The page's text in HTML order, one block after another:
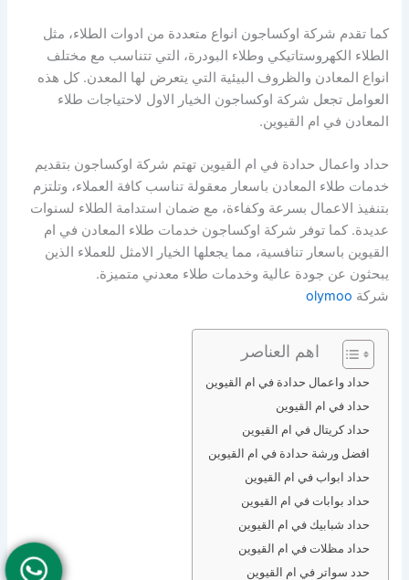
كما تقدم شركة اوكساجون انواع متعددة من ادوات الطلاء، مثل
الطلاء الكهروستاتيكي وطلاء البودرة، التي تتناسب مع مختلف
انواع المعادن والظروف البيئية التي يتعرض لها المعدن. كل هذه
العوامل تجعل شركة اوكساجون الخيار الاول لاحتياجات طلاء
المعادن في ام القيوين.
حداد واعمال حدادة في ام القيوين تهتم شركة اوكساجون بتقديم
خدمات طلاء المعادن باسعار معقولة تناسب كافة العملاء، وتلتزم
بتنفيذ الاعمال بسرعة وكفاءة، مع ضمان استدامة الطلاء لسنوات
عديدة. كما توفر شركة اوكساجون خدمات طلاء المعادن في ام
القيوين باسعار تنافسية، مما يجعلها الخيار الامثل للعملاء الذين
يبحثون عن جودة عالية وخدمات طلاء معدني متميزة.
شركة olymoo
اهم العناصر
حداد واعمال حدادة في ام القيوين
حداد في ام القيوين
حداد كريتال في ام القيوين
افضل ورشة حدادة في ام القيوين
حداد ابواب في ام القيوين
حداد بوابات في ام القيوين
حداد شبابيك في ام القيوين
حداد مظلات في ام القيوين
حدد سواتر في ام القيوين